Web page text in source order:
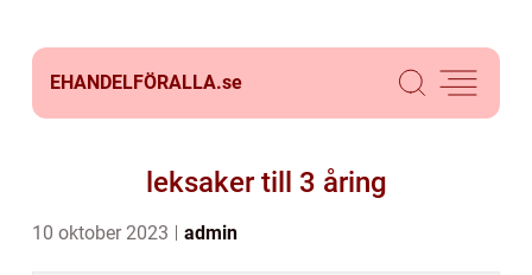
EHANDELFÖRALLA.se
leksaker till 3 åring
10 oktober 2023 admin